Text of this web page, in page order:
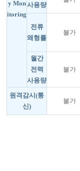
y Mon
itoring
사용량
전류
왜형률
불가
월간
전력
사용량
불가
원격감시(통
신)
불가